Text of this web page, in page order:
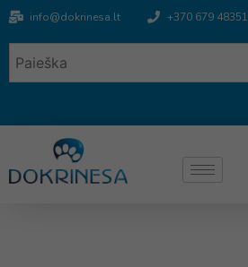
info@dokrinesa.lt +370 679 48351